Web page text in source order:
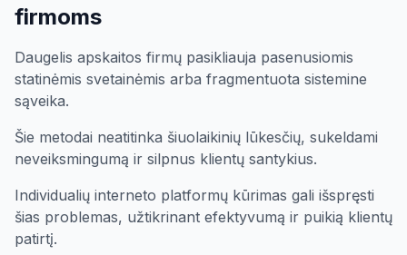
firmoms
Daugelis apskaitos firmų pasikliauja pasenusiomis
statinėmis svetainėmis arba fragmentuota sistemine
sąveika.
Šie metodai neatitinka šiuolaikinių lūkesčių, sukeldami
neveiksmingumą ir silpnus klientų santykius.
Individualių interneto platformų kūrimas gali išspręsti
šias problemas, užtikrinant efektyvumą ir puikią klientų
patirtį.